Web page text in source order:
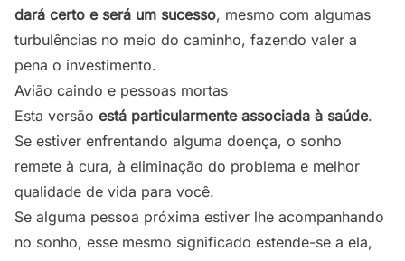
dará certo e será um sucesso, mesmo com algumas
turbulências no meio do caminho, fazendo valer a
pena o investimento.
Avião caindo e pessoas mortas
Esta versão está particularmente associada à saúde.
Se estiver enfrentando alguma doença, o sonho
remete à cura, à eliminação do problema e melhor
qualidade de vida para você.
Se alguma pessoa próxima estiver lhe acompanhando
no sonho, esse mesmo significado estende-se a ela,